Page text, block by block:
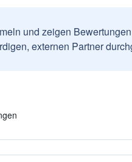
und zeigen
externen Partner